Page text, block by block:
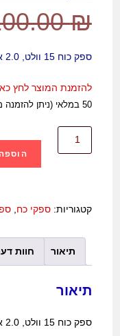
₪
ספק כוח 15 וולט, 2.0 אמפר
להזמנת המוצר לחץ
50 במלאי (ניתן להזמנה מוקדמת)
קטגוריות:ספקי כח ,
תיאור חוות
תיאור
ספק כוח 15 וולט, 2.0 אמפר